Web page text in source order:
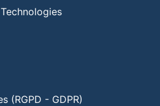
(RGPD - GDPR)